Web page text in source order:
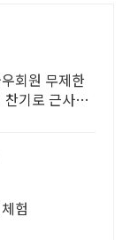
회원 무제한
기로 근사하
험